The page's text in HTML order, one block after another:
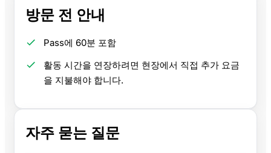
방문 전 안내
Pass에 60분 포함
활동 시간을 연장하려면 현장에서 직접 추가 요금
을 지불해야 합니다.
자주 묻는 질문